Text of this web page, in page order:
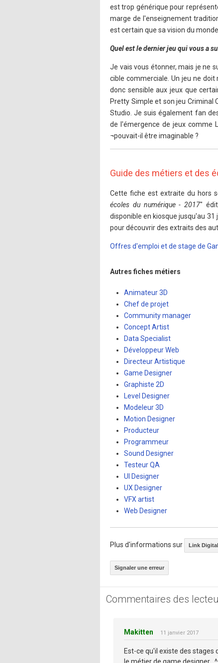
est trop générique pour
marge de l'enseignement
est certain que sa vision du
Quel est le dernier jeu qui vous a
Je vais vous étonner, mais je ne
cible commerciale. Un jeu ne
donc sensible aux jeux que
Pretty Simple et son jeu Criminal
Studio. Je suis également fan
de l'émergence de jeux comme
¬pouvait-il être imaginable ?
Guide des métiers et des
Cette fiche est extraite du hors
écoles du numérique - 2017"
disponible en kiosque jusqu'au 31
pour découvrir des extraits des
Offres d'emploi et de stage de
Autres fiches métiers
Animateur 3D
Chef de projet
Community manager
Concept Artist
Data Specialist
Développeur Web
Directeur Artistique
Game Designer
Graphiste 2D
Level Designer
Modeleur 3D
Motion Designer
Producteur
Programmeur
Sound Designer
Testeur QA
UI Designer
UX Designer
VFX artist
Web Designer
Plus d'informations sur Link
Signaler une erreur
Commentaires des
Makitten 11 janvier 2017
Est-ce qu'il existe des stages